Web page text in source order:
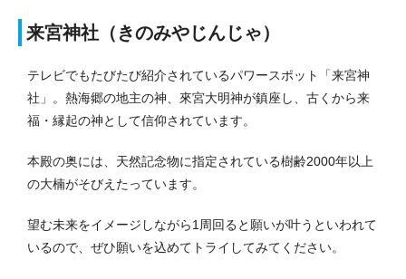
来宮神社（きのみやじんじゃ）
テレビでもたびたび紹介されているパワースポット「来宮神
社」。熱海郷の地主の神、來宮大明神が鎮座し、古くから来
福・縁起の神として信仰されています。
本殿の奥には、天然記念物に指定されている樹齢2000年以上
の大楠がそびえたっています。
望む未来をイメージしながら1周回ると願いが叶うといわれて
いるので、ぜひ願いを込めてトライしてみてください。